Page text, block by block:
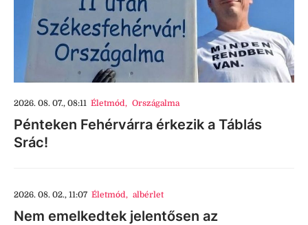
2026. 08. 07., 08:11 Életmód, Országalma
Pénteken Fehérvárra érkezik a Táblás
Srác!
2026. 08. 02., 11:07 Életmód, albérlet
Nem emelkedtek jelentősen az